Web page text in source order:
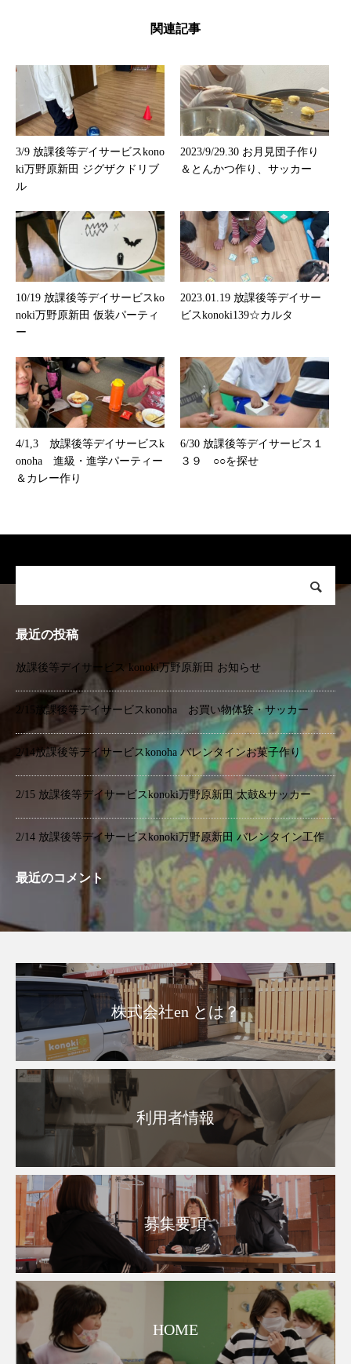
関連記事
3/9 放課後等デイサービスkono
ki万野原新田 ジグザクドリブ
ル
2023/9/29.30 お月見団子作り
＆とんかつ作り、サッカー
10/19 放課後等デイサービスko
noki万野原新田 仮装パーティ
ー
2023.01.19 放課後等デイサー
ビスkonoki139☆カルタ
4/1,3 放課後等デイサービスk
onoha 進級・進学パーティー
＆カレー作り
6/30 放課後等デイサービス１
３９ ○○を探せ
最近の投稿
放課後等デイサービス konoki万野原新田 お知らせ
2/15放課後等デイサービスkonoha お買い物体験・サッカー
2/14放課後等デイサービスkonoha バレンタインお菓子作り
2/15 放課後等デイサービスkonoki万野原新田 太鼓&サッカー
2/14 放課後等デイサービスkonoki万野原新田 バレンタイン工作
最近のコメント
株式会社en とは？
利用者情報
募集要項
HOME